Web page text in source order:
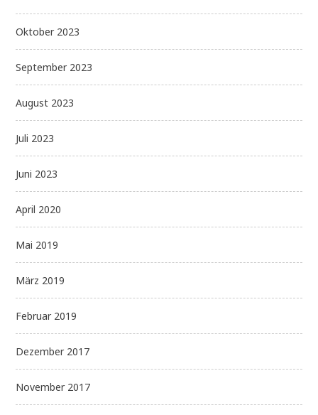
Oktober 2023
September 2023
August 2023
Juli 2023
Juni 2023
April 2020
Mai 2019
März 2019
Februar 2019
Dezember 2017
November 2017